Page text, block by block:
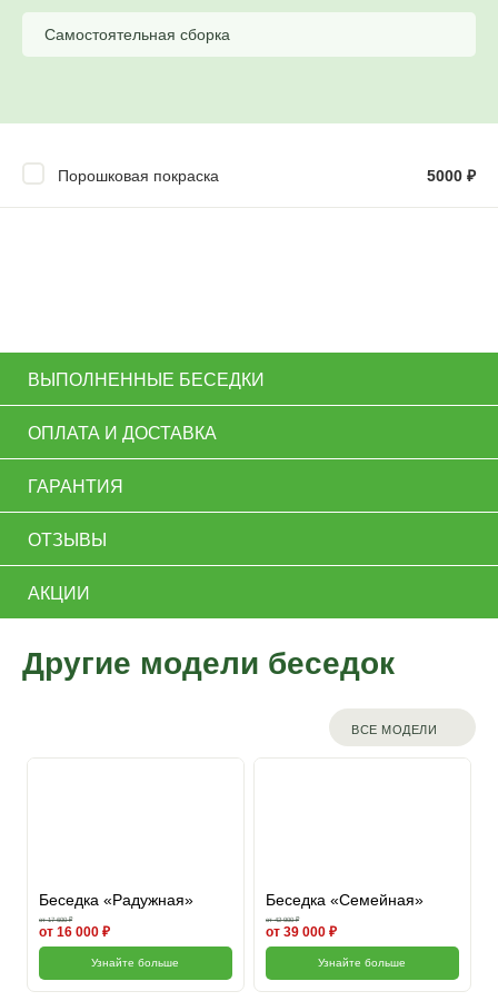
Самостоятельная сборка
Порошковая покраска 5000 ₽
ВЫПОЛНЕННЫЕ БЕСЕДКИ
ОПЛАТА И ДОСТАВКА
ГАРАНТИЯ
ОТЗЫВЫ
АКЦИИ
Другие модели беседок
ВСЕ МОДЕЛИ
Беседка «Радужная»
от 17 600 ₽
от 16 000 ₽
Узнайте больше
Беседка «Семейная»
от 42 900 ₽
от 39 000 ₽
Узнайте больше